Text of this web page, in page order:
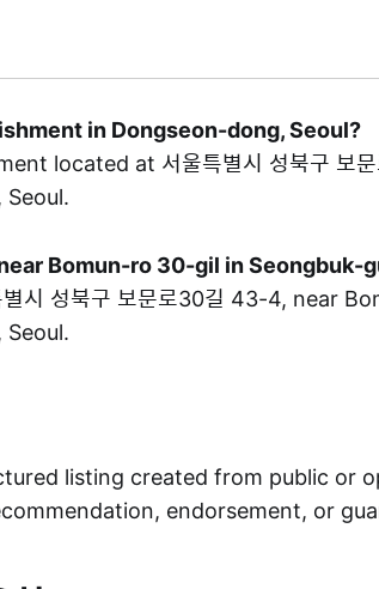
in Dongseon-dong, Seoul?
located at 서울특별시 성북구 보
Bomun-ro 30-gil in Seongbuk-
시 성북구 보문로30길 43-4, near
listing created from public or
endorsement, or